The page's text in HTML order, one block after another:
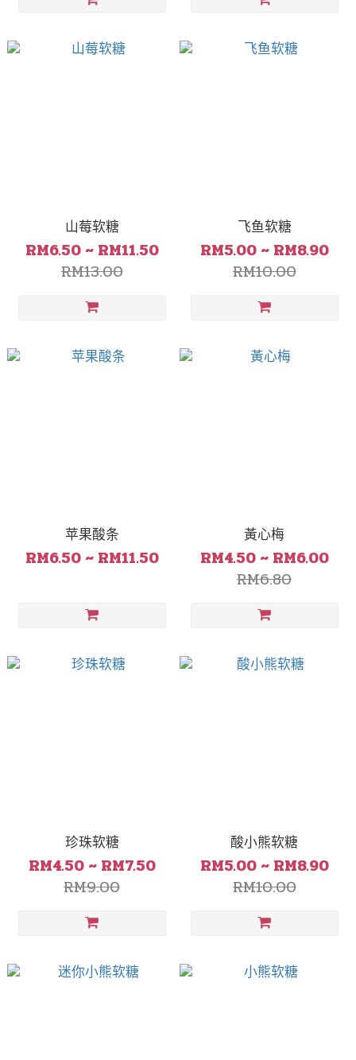
山莓软糖
RM6.50 ~ RM11.50
RM13.00
飞鱼软糖
RM5.00 ~ RM8.90
RM10.00
苹果酸条
RM6.50 ~ RM11.50
黃心梅
RM4.50 ~ RM6.00
RM6.80
珍珠软糖
RM4.50 ~ RM7.50
RM9.00
酸小熊软糖
RM5.00 ~ RM8.90
RM10.00